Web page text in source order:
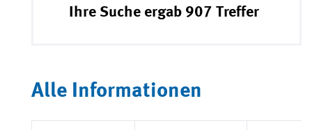
Ihre Suche ergab 907 Treffer
Alle Informationen